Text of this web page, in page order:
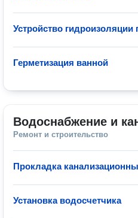
Устройство гидроизоляции
Герметизация ванной
Водоснабжение и
Ремонт и строительство
Прокладка
Установка водосчетчика